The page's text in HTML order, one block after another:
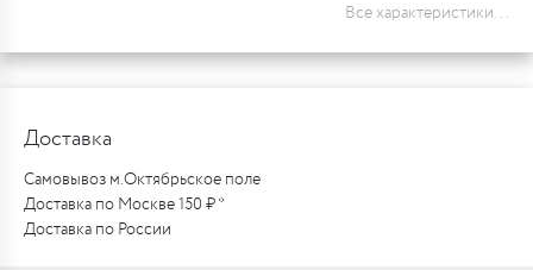
Все характеристики...
Доставка
Самовывоз м.Октябрьское поле
Доставка по Москве 150 ₽ *
Доставка по России